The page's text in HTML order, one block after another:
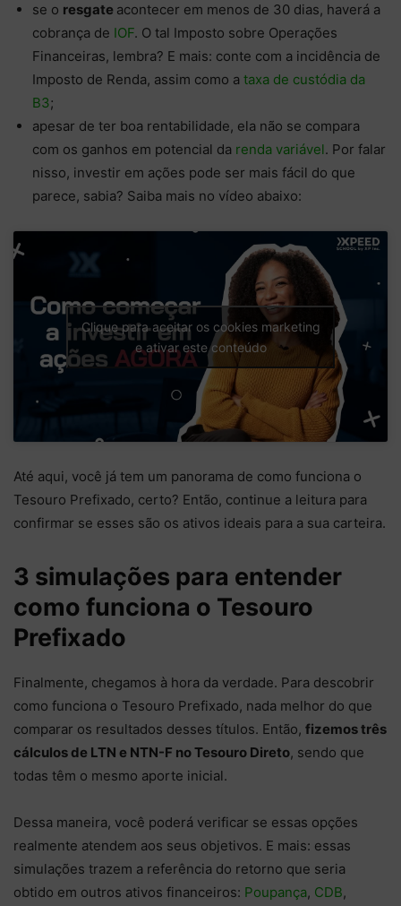
se o resgate acontecer em menos de 30 dias, haverá a
cobrança de IOF. O tal Imposto sobre Operações
Financeiras, lembra? E mais: conte com a incidência de
Imposto de Renda, assim como a taxa de custódia da
B3;
apesar de ter boa rentabilidade, ela não se compara
com os ganhos em potencial da renda variável. Por falar
nisso, investir em ações pode ser mais fácil do que
parece, sabia? Saiba mais no vídeo abaixo:
Clique para aceitar os cookies marketing
e ativar este conteúdo
Até aqui, você já tem um panorama de como funciona o
Tesouro Prefixado, certo? Então, continue a leitura para
confirmar se esses são os ativos ideais para a sua carteira.
3 simulações para entender
como funciona o Tesouro
Prefixado
Finalmente, chegamos à hora da verdade. Para descobrir
como funciona o Tesouro Prefixado, nada melhor do que
comparar os resultados desses títulos. Então, fizemos três
cálculos de LTN e NTN-F no Tesouro Direto, sendo que
todas têm o mesmo aporte inicial.
Dessa maneira, você poderá verificar se essas opções
realmente atendem aos seus objetivos. E mais: essas
simulações trazem a referência do retorno que seria
obtido em outros ativos financeiros: Poupança, CDB,